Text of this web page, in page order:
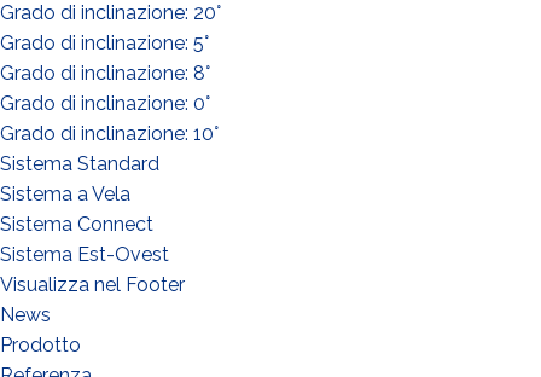
Grado di inclinazione: 20°
Grado di inclinazione: 5°
Grado di inclinazione: 8°
Grado di inclinazione: 0°
Grado di inclinazione: 10°
Sistema Standard
Sistema a Vela
Sistema Connect
Sistema Est-Ovest
Visualizza nel Footer
News
Prodotto